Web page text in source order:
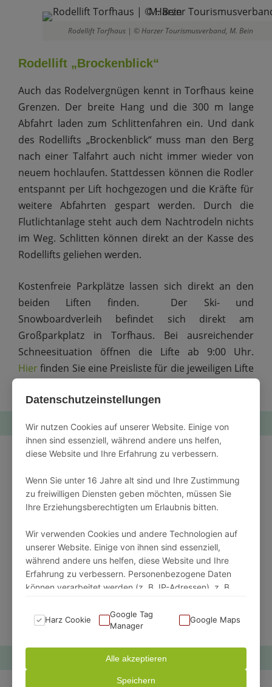
Datenschutzeinstellungen
Wir nutzen Cookies auf unserer Website. Einige von
ihnen sind essenziell, während andere uns helfen,
diese Website und Ihre Erfahrung zu verbessern.
Wenn Sie unter 16 Jahre alt sind und Ihre Zustimmung
zu freiwilligen Diensten geben möchten, müssen Sie
Ihre Erziehungsberechtigten um Erlaubnis bitten.
Wir verwenden Cookies und andere Technologien auf
unserer Website. Einige von ihnen sind essenziell,
während andere uns helfen, diese Website und Ihre
Erfahrung zu verbessern. Personenbezogene Daten
können verarbeitet werden (z. B. IP-Adressen), z. B.
Anzeigen- und Inhaltsmessung.
Daten finden Sie in unserer Datenschutzerklärung. Sie
können Ihre Auswahl jederzeit unter Einstellungen
widerrufen oder anpassen.
Harz Cookie
Google Tag
Manager
Google Maps
Alle akzeptieren
Speichern
Rodellift Torfhaus | © Harzer Tourismusverband, M. Bein
Rodellift „Brockenblick“
Auch das Rodelvergnügen kennt in Torfhaus keine
Grenzen. Der breite Hang und die 300 m lange
Abfahrt laden zum Schlittenfahren ein. Und dank
des Rodellifts „Brockenblick“ muss man den Berg
nach einer Talfahrt auch nicht immer wieder von
neuem hochlaufen. Stattdessen können die Rodler
entspannt per Lift hochgezogen und die Kräfte für
weitere Abfahrten gespart werden. Durch die
Flutlichtanlage steht auch dem Nachtrodeln nichts
im Weg. Schlitten können direkt an der Kasse des
Rodellifts geliehen werden.
Kostenfreie Parkplätze lassen sich direkt an den
beiden Liften finden. Der Ski- und
Snowboardverleih befindet sich direkt am
Großparkplatz in Torfhaus. Bei ausreichender
Schneesituation öffnen die Lifte ab 9:00 Uhr.
Hierfinden Sie eine Preisliste für die jeweiligen Lifte
War dieser Beitrag hilfreich?
Mit Ihrem Feedback können wir unseren Beitrag
verbessern. Sagen Sie jetzt Danke oder erzählen Sie
👍 HILFREICH